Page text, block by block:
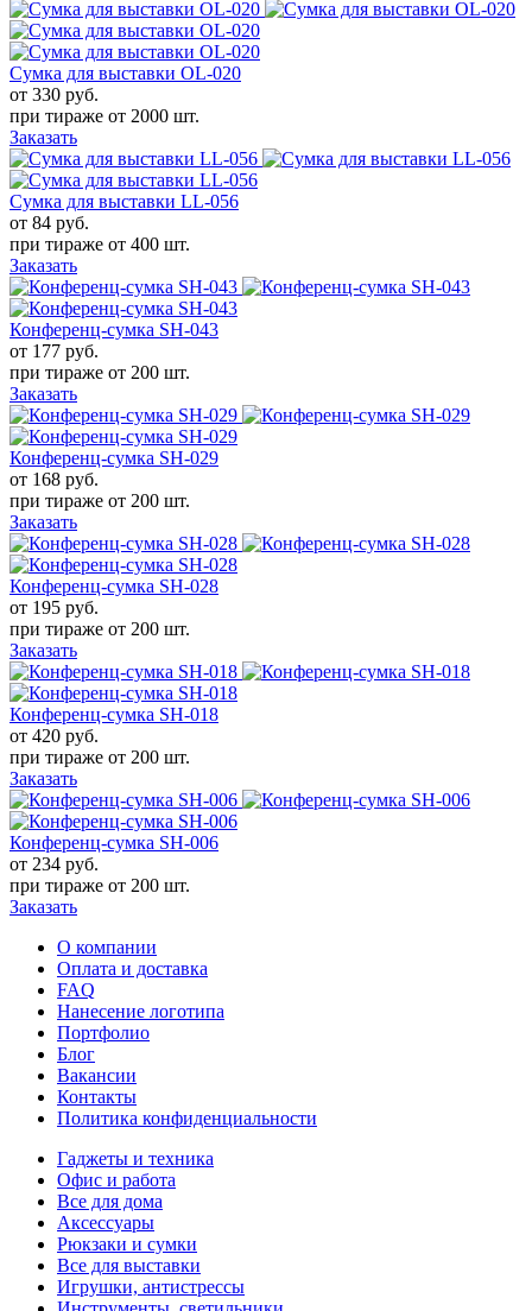
Сумка для выставки OL-020
от 330 руб.
при тираже от 2000 шт.
Заказать
Сумка для выставки LL-056
от 84 руб.
при тираже от 400 шт.
Заказать
Конференц-сумка SH-043
от 177 руб.
при тираже от 200 шт.
Заказать
Конференц-сумка SH-029
от 168 руб.
при тираже от 200 шт.
Заказать
Конференц-сумка SH-028
от 195 руб.
при тираже от 200 шт.
Заказать
Конференц-сумка SH-018
от 420 руб.
при тираже от 200 шт.
Заказать
Конференц-сумка SH-006
от 234 руб.
при тираже от 200 шт.
Заказать
О компании
Оплата и доставка
FAQ
Нанесение логотипа
Портфолио
Блог
Вакансии
Контакты
Политика конфиденциальности
Гаджеты и техника
Офис и работа
Все для дома
Аксессуары
Рюкзаки и сумки
Все для выставки
Игрушки, антистрессы